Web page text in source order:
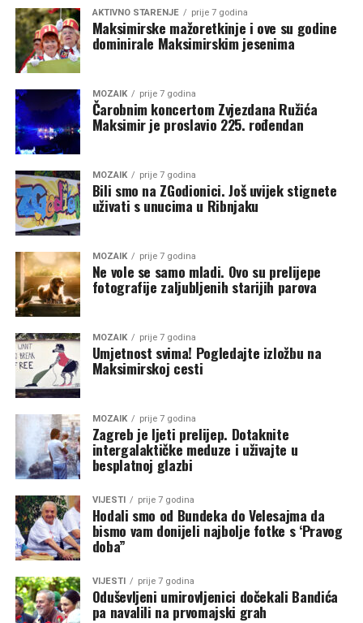
AKTIVNO STARENJE prije 7 godina
Maksimirske mažoretkinje i ove su godine
dominirale Maksimirskim jesenima
MOZAIK prije 7 godina
Čarobnim koncertom Zvjezdana Ružića
Maksimir je proslavio 225. rođendan
MOZAIK prije 7 godina
Bili smo na ZGodionici. Još uvijek stignete
uživati s unucima u Ribnjaku
MOZAIK prije 7 godina
Ne vole se samo mladi. Ovo su prelijepe
fotografije zaljubljenih starijih parova
MOZAIK prije 7 godina
Umjetnost svima! Pogledajte izložbu na
Maksimirskoj cesti
MOZAIK prije 7 godina
Zagreb je ljeti prelijep. Dotaknite
intergalaktičke meduze i uživajte u
besplatnoj glazbi
VIJESTI prije 7 godina
Hodali smo od Bundeka do Velesajma da
bismo vam donijeli najbolje fotke s ‘Pravog
doba”
VIJESTI prije 7 godina
Oduševljeni umirovljenici dočekali Bandića
pa navalili na prvomajski grah